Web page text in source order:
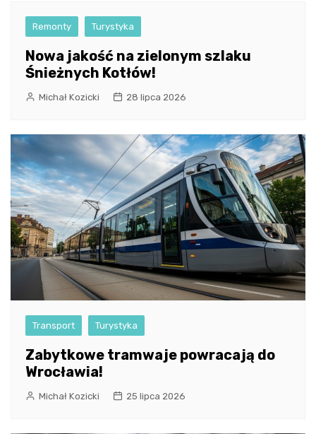
Remonty Turystyka
Nowa jakość na zielonym szlaku
Śnieżnych Kotłów!
Michał Kozicki 28 lipca 2026
Transport Turystyka
Zabytkowe tramwaje powracają do
Wrocławia!
Michał Kozicki 25 lipca 2026